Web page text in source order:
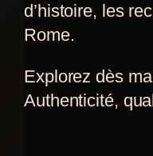
d’histoire, les
Rome.
Explorez dès
Authenticité,